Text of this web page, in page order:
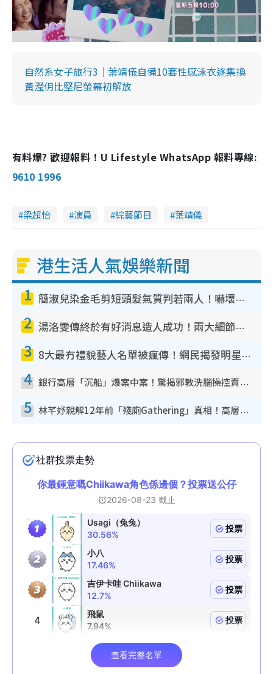
自然系女子旅行3｜葉靖儀自備10套性感泳衣逐集換
黃瀅仴比堅尼螢幕初解放
有料爆? 歡迎報料！U Lifestyle WhatsApp 報料專線:
9610 1996
梁超怡 演員 綜藝節目 葉靖儀
港生活人氣娛樂新聞
1 簡淑兒染金毛剪短頭髮氣質判若兩人！嚇壞老公麥大力都認唔出：「你做咩事？」
2 湯洛雯傳終於有好消息造人成功！兩大細節曝孕味極濃惹猜測：大肚婆先會咁！
3 8大最冇禮貌藝人名單被瘋傳！網民揭發明星真面目 一致數臭呢位係無品天花板？
4 銀行高層「沉船」爆案中案！驚揭邪教洗腦操控賣淫被吞600萬 幕後黑手講多錯多
5 林芊妤親解12年前「殘廁Gathering」真相！高層解約一句話重創尊嚴至今拒返TVB